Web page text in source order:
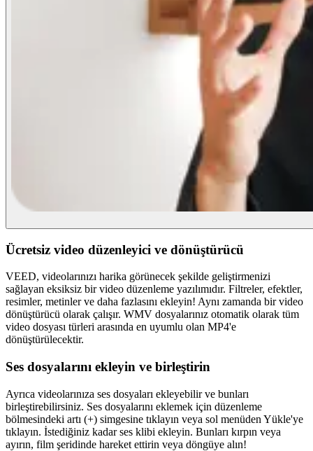
Ücretsiz video düzenleyici ve dönüştürücü
VEED, videolarınızı harika görünecek şekilde geliştirmenizi
sağlayan eksiksiz bir video düzenleme yazılımıdır. Filtreler, efektler,
resimler, metinler ve daha fazlasını ekleyin! Aynı zamanda bir video
dönüştürücü olarak çalışır. WMV dosyalarınız otomatik olarak tüm
video dosyası türleri arasında en uyumlu olan MP4'e
dönüştürülecektir.
Ses dosyalarını ekleyin ve birleştirin
Ayrıca videolarınıza ses dosyaları ekleyebilir ve bunları
birleştirebilirsiniz. Ses dosyalarını eklemek için düzenleme
bölmesindeki artı (+) simgesine tıklayın veya sol menüden Yükle'ye
tıklayın. İstediğiniz kadar ses klibi ekleyin. Bunları kırpın veya
ayırın, film şeridinde hareket ettirin veya döngüye alın!